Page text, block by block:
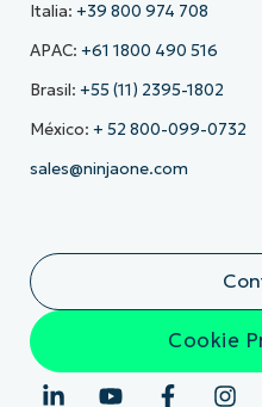
Italia: +39 800 974 708
APAC: +61 1800 490 516
Brasil: +55 (11) 2395-1802
México: + 52 800-099-0732
sales@ninjaone.com
Cookie